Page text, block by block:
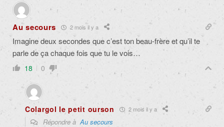
Au secours 2 mois il y a
Imagine deux secondes que c’est ton beau-frère et qu’il te
parle de ça chaque fois que tu le vois…
18 0
Colargol le petit ourson 2 mois il y a
Répondre àAu secours